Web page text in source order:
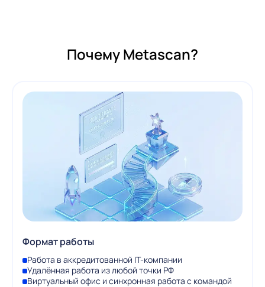
Почему Metascan?
Формат работы
Работа в аккредитованной IT-компании
Удалённая работа из любой точки РФ
Виртуальный офис и синхронная работа с командой